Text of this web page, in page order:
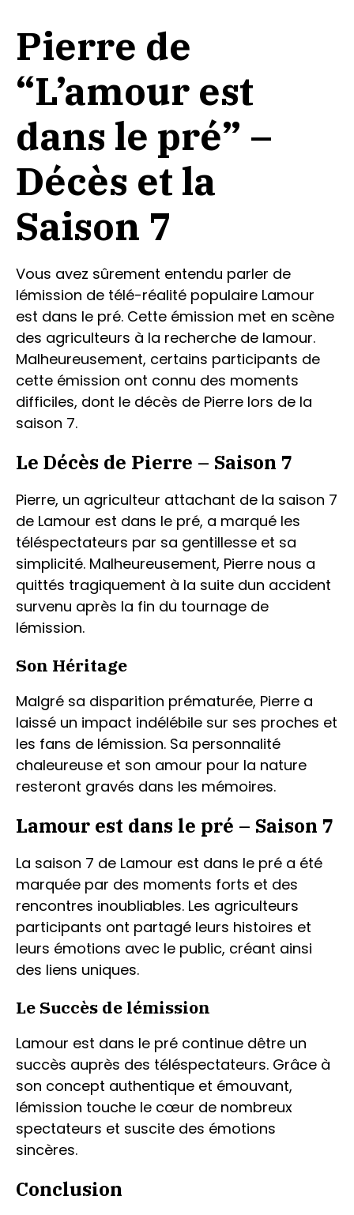
Pierre de
“L’amour est
dans le pré” –
Décès et la
Saison 7
Vous avez sûrement entendu parler de
lémission de télé-réalité populaire Lamour
est dans le pré. Cette émission met en scène
des agriculteurs à la recherche de lamour.
Malheureusement, certains participants de
cette émission ont connu des moments
difficiles, dont le décès de Pierre lors de la
saison 7.
Le Décès de Pierre – Saison 7
Pierre, un agriculteur attachant de la saison 7
de Lamour est dans le pré, a marqué les
téléspectateurs par sa gentillesse et sa
simplicité. Malheureusement, Pierre nous a
quittés tragiquement à la suite dun accident
survenu après la fin du tournage de
lémission.
Son Héritage
Malgré sa disparition prématurée, Pierre a
laissé un impact indélébile sur ses proches et
les fans de lémission. Sa personnalité
chaleureuse et son amour pour la nature
resteront gravés dans les mémoires.
Lamour est dans le pré – Saison 7
La saison 7 de Lamour est dans le pré a été
marquée par des moments forts et des
rencontres inoubliables. Les agriculteurs
participants ont partagé leurs histoires et
leurs émotions avec le public, créant ainsi
des liens uniques.
Le Succès de lémission
Lamour est dans le pré continue dêtre un
succès auprès des téléspectateurs. Grâce à
son concept authentique et émouvant,
lémission touche le cœur de nombreux
spectateurs et suscite des émotions
sincères.
Conclusion